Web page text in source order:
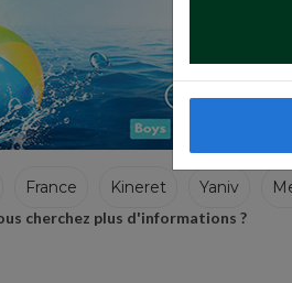
France Kineret Yaniv
cherchez plus d'informations ?